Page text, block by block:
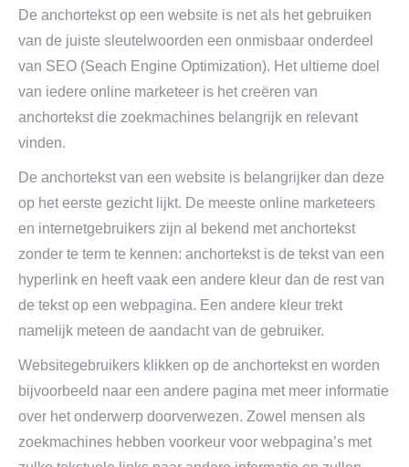
De anchortekst op een website is net als het gebruiken
van de juiste sleutelwoorden een onmisbaar onderdeel
van SEO (Seach Engine Optimization). Het ultieme doel
van iedere online marketeer is het creëren van
anchortekst die zoekmachines belangrijk en relevant
vinden.
De anchortekst van een website is belangrijker dan deze
op het eerste gezicht lijkt. De meeste online marketeers
en internetgebruikers zijn al bekend met anchortekst
zonder te term te kennen: anchortekst is de tekst van een
hyperlink en heeft vaak een andere kleur dan de rest van
de tekst op een webpagina. Een andere kleur trekt
namelijk meteen de aandacht van de gebruiker.
Websitegebruikers klikken op de anchortekst en worden
bijvoorbeeld naar een andere pagina met meer informatie
over het onderwerp doorverwezen. Zowel mensen als
zoekmachines hebben voorkeur voor webpagina’s met